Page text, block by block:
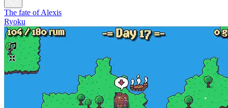
The fate of Alexis
Ryoku